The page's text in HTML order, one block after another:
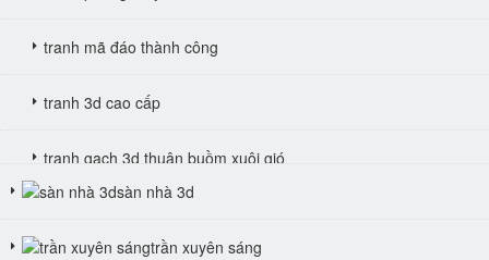
tranh mã đáo thành công
tranh 3d cao cấp
tranh gạch 3d thuận buồm xuôi gió
sàn nhà 3d
trần xuyên sáng